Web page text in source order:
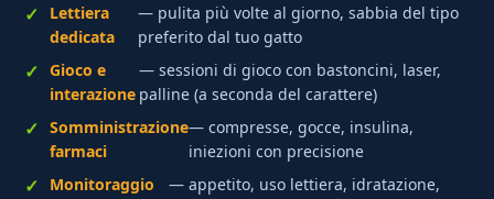
Lettiera
dedicata
— pulita più volte al giorno, sabbia del tipo
preferito dal tuo gatto
Gioco e
interazione
— sessioni di gioco con bastoncini, laser,
palline (a seconda del carattere)
Somministrazione
farmaci
— compresse, gocce, insulina,
iniezioni con precisione
Monitoraggio
— appetito, uso lettiera, idratazione,